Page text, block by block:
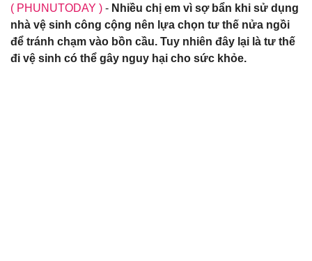
( PHUNUTODAY ) - Nhiều chị em vì sợ bẩn khi sử dụng
nhà vệ sinh công cộng nên lựa chọn tư thế nửa ngồi
để tránh chạm vào bồn cầu. Tuy nhiên đây lại là tư thế
đi vệ sinh có thể gây nguy hại cho sức khỏe.